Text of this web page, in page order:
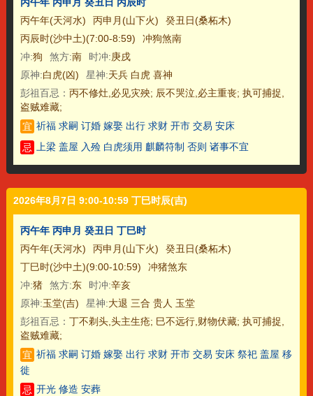
丙午年(天河水)
丙申月(山下火)
癸丑日(桑柘木)
丙辰时(沙中土)(7:00-8:59)
冲狗煞南
冲:狗 煞方:南 时冲:庚戌
原神:白虎(凶) 星神:天兵 白虎 喜神
彭祖百忌： 丙不修灶,必见灾殃; 辰不哭泣,必主重丧; 执可捕捉,
盗贼难藏;
宜 祈福 求嗣 订婚 嫁娶 出行 求财 开市 交易 安床
忌
上梁 盖屋 入殓 白虎须用 麒麟符制 否则 诸事不宜
2026年8月7日 9:00-10:59 丁巳时辰(吉)
丙午年 丙申月 癸丑日 丁巳时
丙午年(天河水)
丙申月(山下火)
癸丑日(桑柘木)
丁巳时(沙中土)(9:00-10:59)
冲猪煞东
冲:猪 煞方:东 时冲:辛亥
原神:玉堂(吉) 星神:大退 三合 贵人 玉堂
彭祖百忌： 丁不剃头,头主生疮; 巳不远行,财物伏藏; 执可捕捉,
盗贼难藏;
宜 祈福 求嗣 订婚 嫁娶 出行 求财 开市 交易 安床 祭祀 盖屋 移
徙
忌 开光 修造 安葬